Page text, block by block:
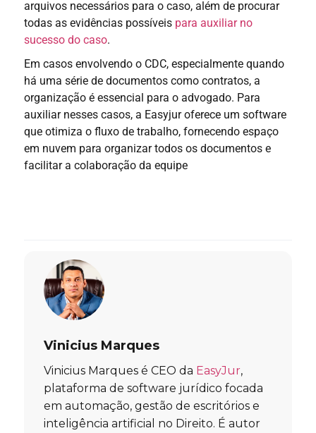
arquivos necessários para o caso, além de procurar
todas as evidências possíveis para auxiliar no
sucesso do caso.
Em casos envolvendo o CDC, especialmente quando
há uma série de documentos como contratos, a
organização é essencial para o advogado. Para
auxiliar nesses casos, a Easyjur oferece um software
que otimiza o fluxo de trabalho, fornecendo espaço
em nuvem para organizar todos os documentos e
facilitar a colaboração da equipe
Vinicius Marques
Vinicius Marques é CEO da EasyJur,
plataforma de software jurídico focada
em automação, gestão de escritórios e
inteligência artificial no Direito. É autor